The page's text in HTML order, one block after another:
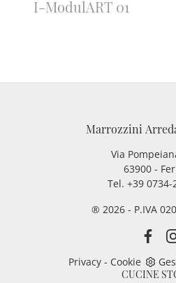
I-ModulART 01
Marrozzini
Via
63900 -
Tel. +39 0734-
® 2026 - P.IVA
Privacy - Cookie
CUCINE